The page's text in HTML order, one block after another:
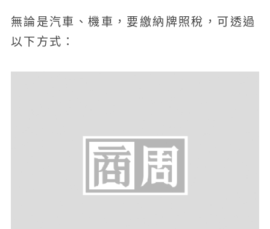
無論是汽車、機車，要繳納牌照稅，可透過
以下方式：